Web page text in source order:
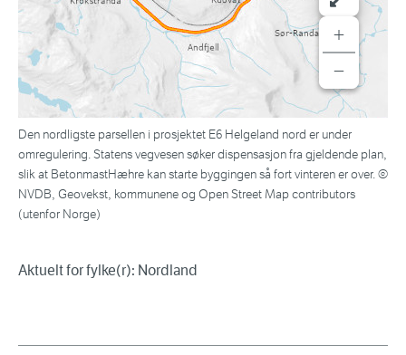
+
−
Den nordligste parsellen i prosjektet E6 Helgeland nord er under
omregulering. Statens vegvesen søker dispensasjon fra gjeldende plan,
slik at BetonmastHæhre kan starte byggingen så fort vinteren er over. ©
NVDB, Geovekst, kommunene og Open Street Map contributors
(utenfor Norge)
Aktuelt for fylke(r): Nordland